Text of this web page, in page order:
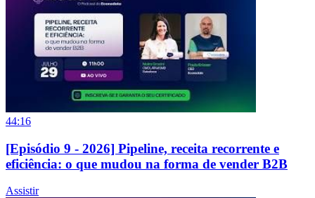
44:16
[Episódio 9 - 2026] Pipeline, receita recorrente e
eficiência: o que mudou na forma de vender B2B
Assistir